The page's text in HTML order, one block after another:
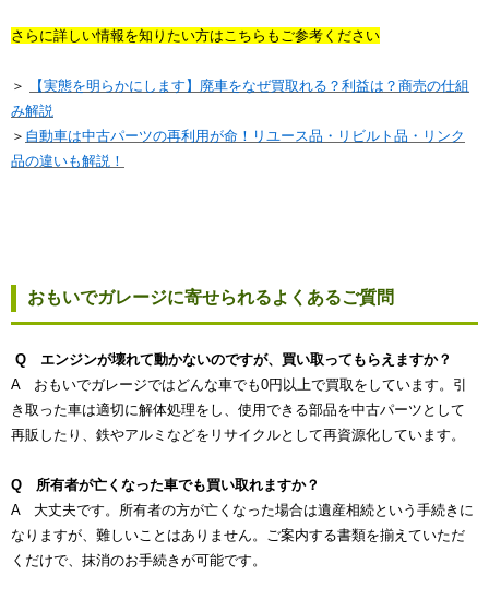
さらに詳しい情報を知りたい方はこちらもご参考ください
＞
【実態を明らかにします】廃車をなぜ買取れる？利益は？商売の仕組
み解説
＞ 自動車は中古パーツの再利用が命！リユース品・リビルト品・リンク
品の違いも解説！
おもいでガレージに寄せられるよくあるご質問
Q エンジンが壊れて動かないのですが、買い取ってもらえますか？
A おもいでガレージではどんな車でも0円以上で買取をしています。引
き取った車は適切に解体処理をし、使用できる部品を中古パーツとして
再販したり、鉄やアルミなどをリサイクルとして再資源化しています。
Q 所有者が亡くなった車でも買い取れますか？
A 大丈夫です。所有者の方が亡くなった場合は遺産相続という手続きに
なりますが、難しいことはありません。ご案内する書類を揃えていただ
くだけで、抹消のお手続きが可能です。